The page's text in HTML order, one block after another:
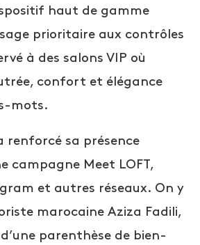
haut de gamme
prioritaire aux contrôles
à des salons VIP où
confort et élégance
mots.
renforcé sa présence
campagne Meet LOFT,
et autres réseaux. On y
marocaine Aziza Fadili,
parenthèse de bien-